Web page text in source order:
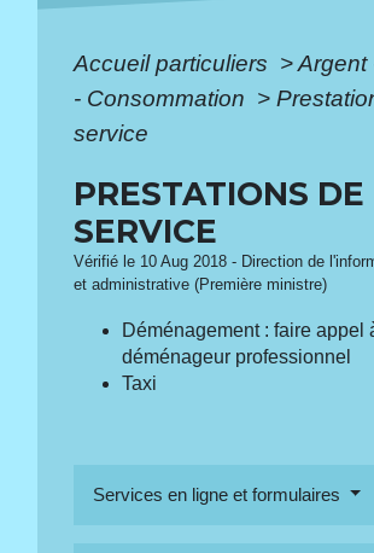
Accueil particuliers >Argent
- Consommation >
service
PRESTATIONS DE
SERVICE
Vérifié le 10 Aug 2018 - Direction de
et administrative (Première ministre)
Déménagement : faire appel
déménageur professionnel
Taxi
Services en ligne et formulaires